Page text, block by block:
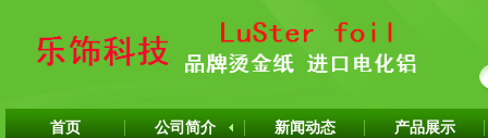
首页 公司简介 新闻动态 产品展示